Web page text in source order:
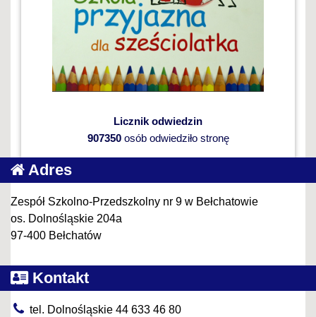
Licznik odwiedzin
907350osób odwiedziło stronę
Adres
Zespół Szkolno-Przedszkolny nr 9 w Bełchatowie
os. Dolnośląskie 204a
97-400 Bełchatów
Kontakt
tel. Dolnośląskie 44 633 46 80